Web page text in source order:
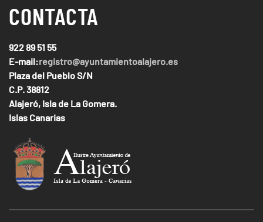
CONTACTA
922 89 51 55
E-mail:registro@ayuntamientoalajero.es
Plaza del Pueblo S/N
C.P. 38812
Alajeró, Isla de La Gomera.
Islas Canarias